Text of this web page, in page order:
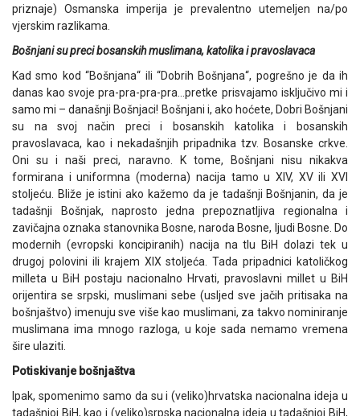
priznaje) Osmanska imperija je prevalentno utemeljen na/po
vjerskim razlikama.
Bošnjani su preci bosanskih muslimana, katolika i pravoslavaca
Kad smo kod “Bošnjana“ ili “Dobrih Bošnjana“, pogrešno je da ih
danas kao svoje pra-pra-pra-pra…pretke prisvajamo isključivo mi i
samo mi – današnji Bošnjaci! Bošnjani i, ako hoćete, Dobri Bošnjani
su na svoj način preci i bosanskih katolika i bosanskih
pravoslavaca, kao i nekadašnjih pripadnika tzv. Bosanske crkve.
Oni su i naši preci, naravno. K tome, Bošnjani nisu nikakva
formirana i uniformna (moderna) nacija tamo u XIV, XV ili XVI
stoljeću. Bliže je istini ako kažemo da je tadašnji Bošnjanin, da je
tadašnji Bošnjak, naprosto jedna prepoznatljiva regionalna i
zavičajna oznaka stanovnika Bosne, naroda Bosne, ljudi Bosne. Do
modernih (evropski koncipiranih) nacija na tlu BiH dolazi tek u
drugoj polovini ili krajem XIX stoljeća. Tada pripadnici katoličkog
milleta u BiH postaju nacionalno Hrvati, pravoslavni millet u BiH
orijentira se srpski, muslimani sebe (usljed sve jačih pritisaka na
bošnjaštvo) imenuju sve više kao muslimani, za takvo nominiranje
muslimana ima mnogo razloga, u koje sada nemamo vremena
šire ulaziti.
Potiskivanje bošnjaštva
Ipak, spomenimo samo da su i (veliko)hrvatska nacionalna ideja u
tadašnjoj BiH, kao i (veliko)srpska nacionalna ideja u tadašnjoj BiH,